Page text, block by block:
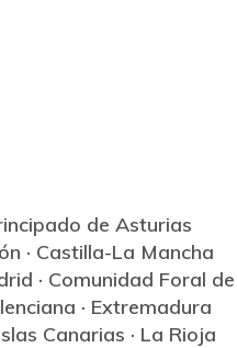
de Asturias
· Castilla-La Mancha
· Comunidad Foral de
· Extremadura
Canarias · La Rioja